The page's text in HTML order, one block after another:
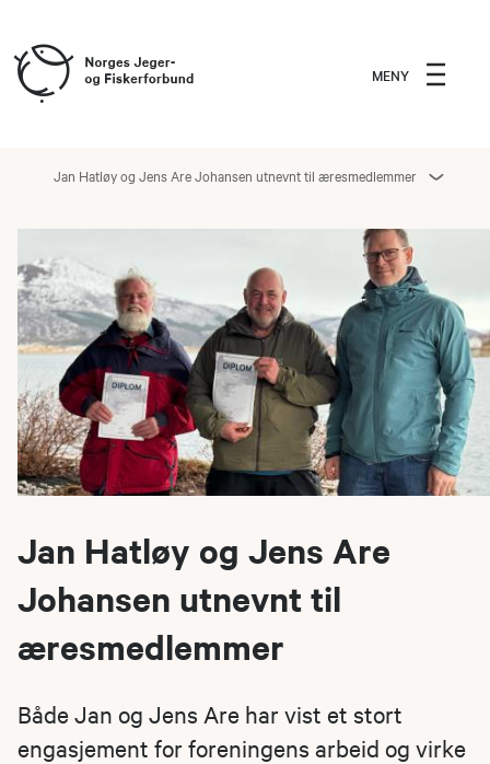
MENY
Jan Hatløy og Jens Are Johansen utnevnt til æresmedlemmer
Jan Hatløy og Jens Are
Johansen utnevnt til
æresmedlemmer
Både Jan og Jens Are har vist et stort
engasjement for foreningens arbeid og virke